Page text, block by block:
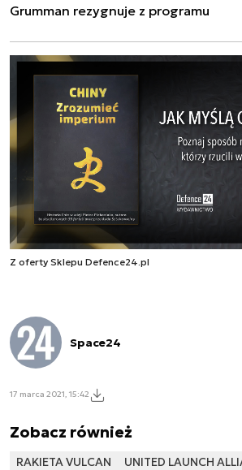
Grumman rezygnuje z programu
Z oferty Sklepu Defence24.pl
Space24
17 marca 2021, 15:42
Zobacz również
RAKIETA VULCAN UNITED LAUNCH